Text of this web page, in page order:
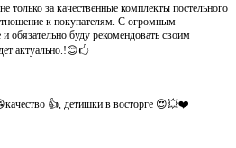
только за качественные комплекты постельного
к покупателям. С огромным
обязательно буду рекомендовать своим
актуально.!😊🖒
👍, детишки в восторге 😍💥❤️